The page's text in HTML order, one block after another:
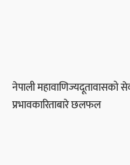
नेपाली महावाणिज्यदूतावासको
प्रभावकारिताबारे छलफल